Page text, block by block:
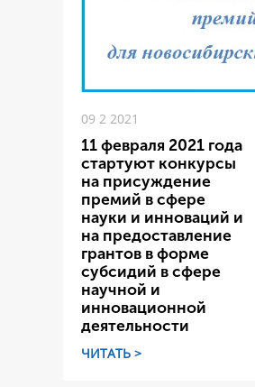
09 2 2021
11 февраля 2021 года
стартуют конкурсы
на присуждение
премий в сфере
науки и инноваций и
на предоставление
грантов в форме
субсидий в сфере
научной и
инновационной
деятельности
ЧИТАТЬ >